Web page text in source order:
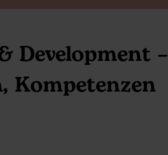
Development –
Kompetenzen